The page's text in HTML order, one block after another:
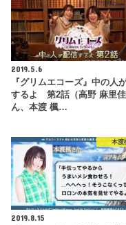
2019.5.6
『グリムエコーズ』中の人
するよ 第2話（高野 麻里佳
ん、本渡 楓…
本渡
2019.8.15